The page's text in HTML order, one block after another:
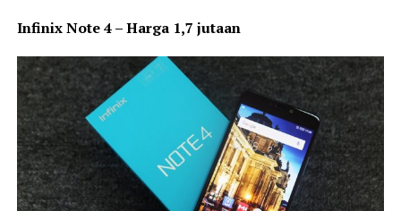
Infinix Note 4 – Harga 1,7 jutaan